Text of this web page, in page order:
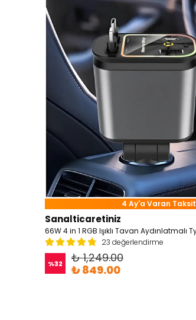
4 Ay'a Varan Taksit
Sanalticaretiniz
23 değerlendirme
%32
₺ 1,249.00
₺ 849.00